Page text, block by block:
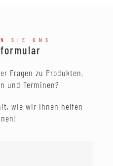
SIE UNS
Fragen zu Produkten,
und Terminen?
wie wir Ihnen helfen